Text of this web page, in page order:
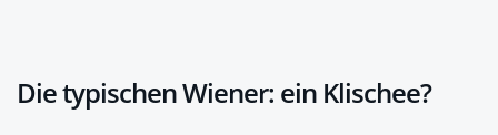
Die typischen Wiener: ein Klischee?